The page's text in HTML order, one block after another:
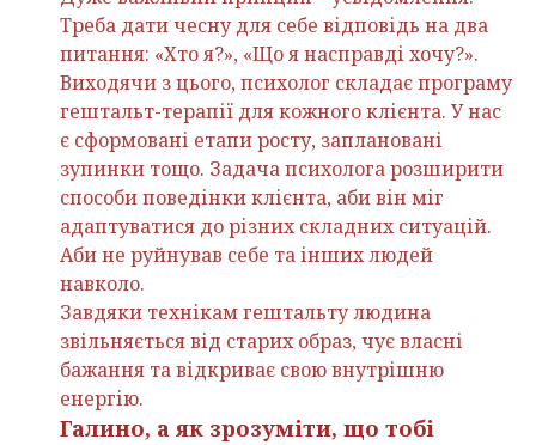
Треба дати чесну для себе відповідь на два
питання: «Хто я?», «Що я насправді хочу?».
Виходячи з цього, психолог складає програму
гештальт-терапії для кожного клієнта. У нас
є сформовані етапи росту, заплановані
зупинки тощо. Задача психолога розширити
способи поведінки клієнта, аби він міг
адаптуватися до різних складних ситуацій.
Аби не руйнував себе та інших людей
навколо.
Завдяки технікам гештальту людина
звільняється від старих образ, чує власні
бажання та відкриває свою внутрішню
енергію.
Галино, а як зрозуміти, що тобі